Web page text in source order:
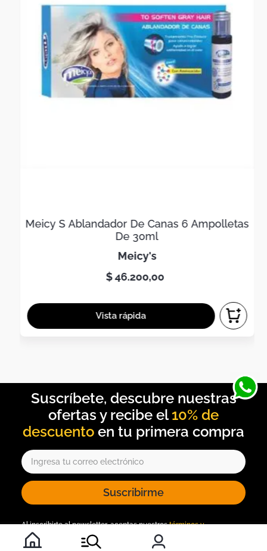
Meicy S Ablandador De Canas 6 Ampolletas
De 30ml
meicy's
$46.200,00
10% de
descuento
Suscribirme
Al inscribirte al newsletter, aceptas nuestrostérminos y
condiciones
, y nuestra política de tratamiento de información